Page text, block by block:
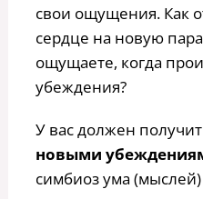
свои ощущения. Как
сердце на новую
ощущаете, когда
убеждения?
У вас должен
новыми
симбиоз ума